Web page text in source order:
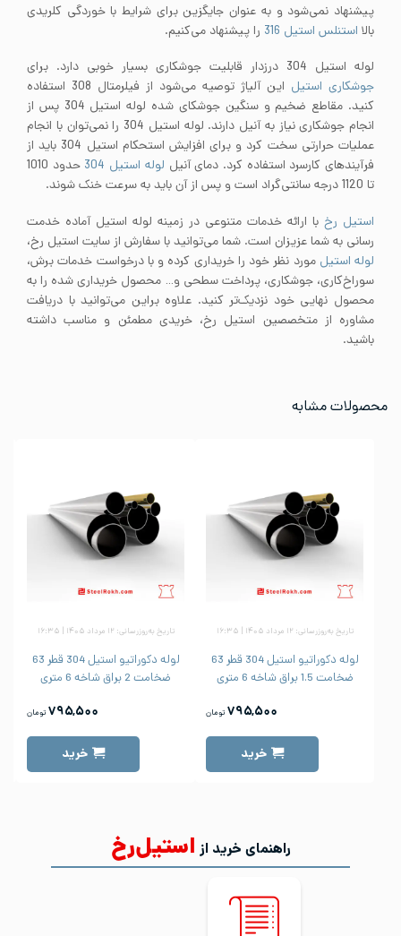
پیشنهاد نمی‌شود و به عنوان جایگزین برای شرایط با خوردگی کلریدی
بالا استنلس استیل 316
را پیشنهاد می‌کنیم.
لوله استیل 304 درزدار قابلیت جوشکاری بسیار خوبی دارد. برای
جوشکاری استیل
این آلیاژ توصیه می‌شود از فیلرمتال 308 استفاده
کنید. مقاطع ضخیم و سنگین جوشکای شده لوله استیل 304 پس از
انجام جوشکاری نیاز به آنیل دارند. لوله استیل 304 را نمی‌توان با انجام
عملیات حرارتی سخت کرد و برای افزایش استحکام استیل 304 باید از
فرآیندهای کارسرد استفاده کرد. دمای آنیل لوله استیل 304
حدود 1010
تا 1120 درجه سانتی‌گراد است و پس از آن باید به سرعت خنک شوند.
استیل رخ با ارائه خدمات متنوعی در زمینه لوله استیل آماده خدمت
رسانی به شما عزیزان است. شما می‌توانید با سفارش از سایت استیل رخ،
لوله استیل مورد نظر خود را خریداری کرده و با درخواست خدمات برش،
سوراخ‌کاری، جوشکاری، پرداخت سطحی و… محصول خریداری شده را به
محصول نهایی خود نزدیک‌تر کنید. علاوه براین می‌توانید با دریافت
مشاوره از متخصصین استیل رخ، خریدی مطمئن و مناسب داشته
باشید.
محصولات مشابه
تاریخ به‌روزرسانی: ۱۲ مرداد ۱۴۰۵ | ۱۶:۳۵
لوله دکوراتیو استیل 304 قطر 63
ضخامت 1.5 براق شاخه 6 متری
۷۹۵,۵۰۰ تومان
خرید
تاریخ به‌روزرسانی: ۱۲ مرداد ۱۴۰۵ | ۱۶:۳۵
لوله دکوراتیو استیل 304 قطر 63
ضخامت 2 براق شاخه 6 متری
۷۹۵,۵۰۰ تومان
خرید
راهنمای خرید از استیل‌رخ